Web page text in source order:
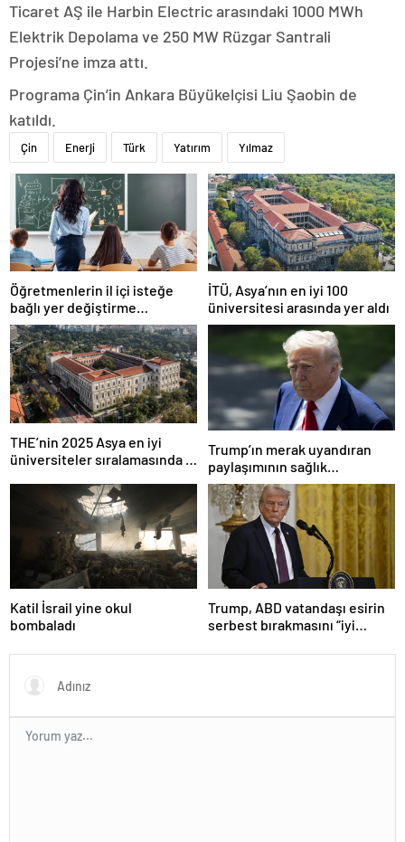
Ticaret AŞ ile Harbin Electric arasındaki 1000 MWh
Elektrik Depolama ve 250 MW Rüzgar Santrali
Projesi’ne imza attı.
Programa Çin’in Ankara Büyükelçisi Liu Şaobin de
katıldı.
Çin Enerji Türk Yatırım Yılmaz
Öğretmenlerin il içi isteğe
bağlı yer değiştirme
başvuruları ne zaman?
İTÜ, Asya’nın en iyi 100
üniversitesi arasında yer aldı
THE’nin 2025 Asya en iyi
üniversiteler sıralamasında 4
Trump’ın merak uyandıran
paylaşımının sağlık
sistemiyle ilgili kararname
olduğu anlaşıldı
Katil İsrail yine okul
bombaladı
Trump, ABD vatandaşı esirin
serbest bırakmasını “iyi
olarak değerlendirdi